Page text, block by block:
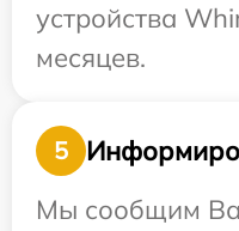
устройства
месяцев.
5
Мы сообщим